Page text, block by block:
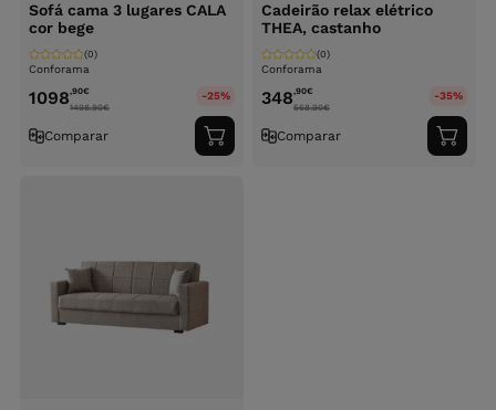
Sofá cama 3 lugares CALA
cor bege
Conforama
(0)
1098,90€
1498.90€
-25%
Comparar
Adicionar
ao
Cadeirão relax elétrico
THEA, castanho
Conforama
(0)
348,90€
568.90€
-35%
Comparar
ao